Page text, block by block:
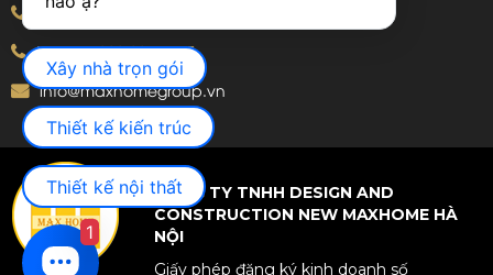
Hotline: 092.774.8888
Hotline: 092.924.5555
info@maxhomegroup.vn
CÔNG TY TNHH DESIGN AND
CONSTRUCTION NEW MAXHOME HÀ
NỘI
Giấy phép đăng ký kinh doanh số
Xây nhà trọn gói
Thiết kế kiến trúc
Thiết kế nội thất
1